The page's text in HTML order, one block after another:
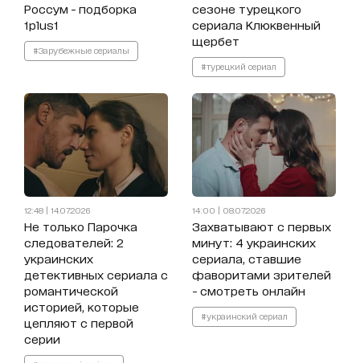
Россум - подборка
1plus1
#Зарубежные сериалы
сезоне турецкого
сериала Клюквенный
щербет
#турецкий сериал
12:48 | 14.07.2026
Не только Парочка
следователей: 2
украинских
детективных сериала с
романтической
историей, которые
цепляют с первой
серии
14:00 | 08.07.2026
Захватывают с первых
минут: 4 украинских
сериала, ставшие
фаворитами зрителей
- смотреть онлайн
#украинский сериал